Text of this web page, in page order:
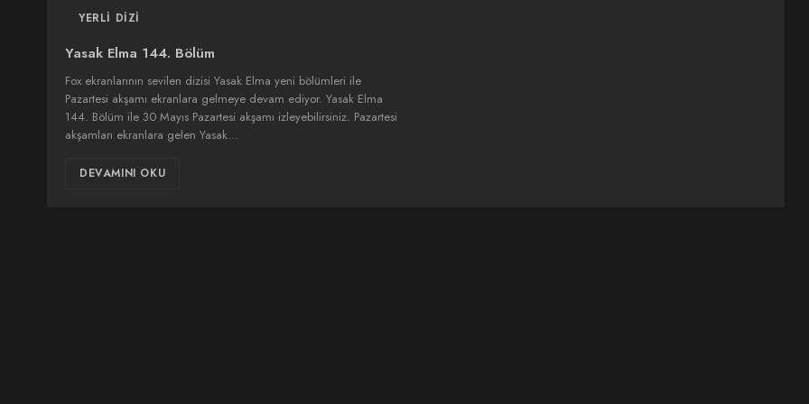
YERLI DIZI
Yasak Elma 144. Bölüm
Fox ekranlarının sevilen dizisi Yasak Elma yeni bölümleri ile
Pazartesi akşamı ekranlara gelmeye devam ediyor. Yasak Elma
144. Bölüm ile 30 Mayıs Pazartesi akşamı izleyebilirsiniz. Pazartesi
akşamları ekranlara gelen Yasak…
DEVAMINI OKU